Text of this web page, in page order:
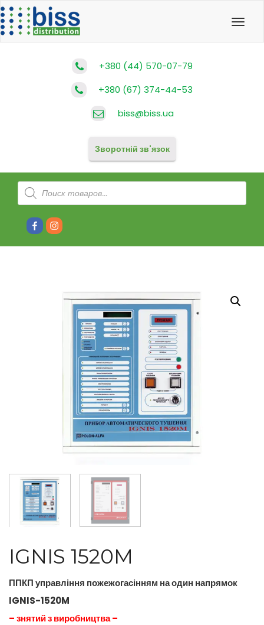
+380 (44) 570-07-79
+380 (67) 374-44-53
biss@biss.ua
Зворотній зв'язок
Products
search
FacebookInstagram
IGNIS 1520M
ППКП управління пожежогасінням на один напрямок
IGNIS-1520M
– знятий з виробництва –